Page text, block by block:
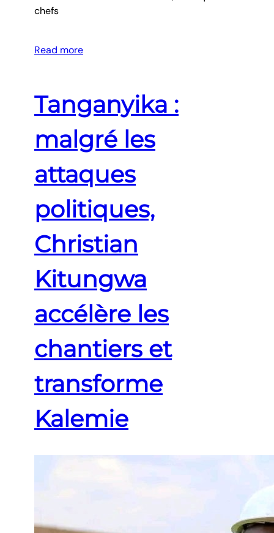
chefs
Read more
Tanganyika :
malgré les
attaques
politiques,
Christian
Kitungwa
accélère les
chantiers et
transforme
Kalemie